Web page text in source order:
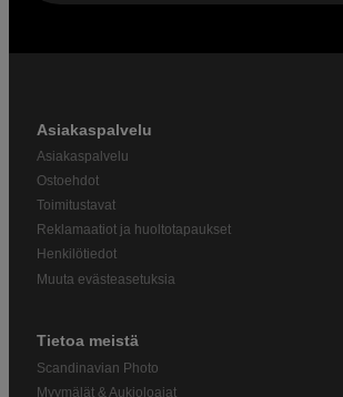
Asiakaspalvelu
Asiakaspalvelu
Ostoehdot
Toimitustavat
Reklamaatiot ja huoltotapaukset
Henkilötiedot
Muuta evästeasetuksia
Tietoa meistä
Scandinavian Photo
Myymälät & Aukioloajat